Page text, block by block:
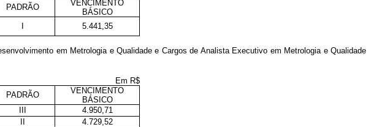
PADRÃO
VENCIMENTO
BÁSICO
I 5.441,35
em Metrologia e Qualidade e Cargos de Analista Executivo em Metrologia e Qualidade
Em R$
PADRÃO
VENCIMENTO
BÁSICO
4.950,71
4.729,52